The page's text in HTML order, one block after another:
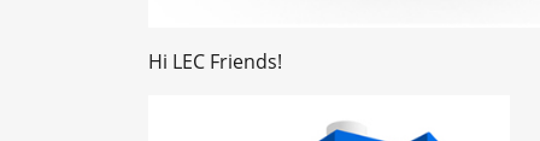
Hi LEC Friends!